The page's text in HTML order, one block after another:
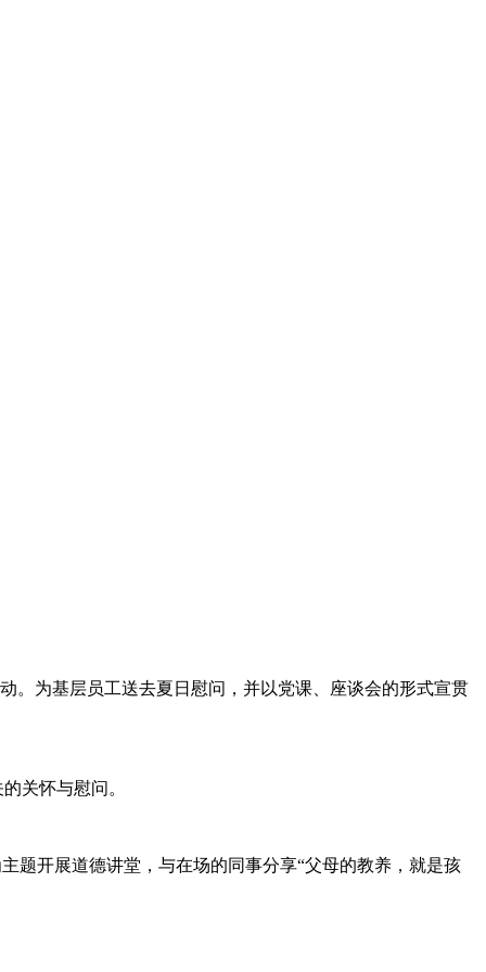
为基层员工送去夏日慰问，并以党课、座谈会的形式宣贯
关怀与慰问。
开展道德讲堂，与在场的同事分享“父母的教养，就是孩